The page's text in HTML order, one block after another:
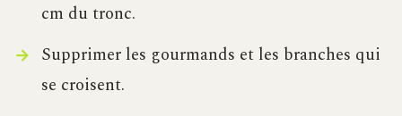
cm du tronc.
Supprimer les gourmands et les branches qui
se croisent.